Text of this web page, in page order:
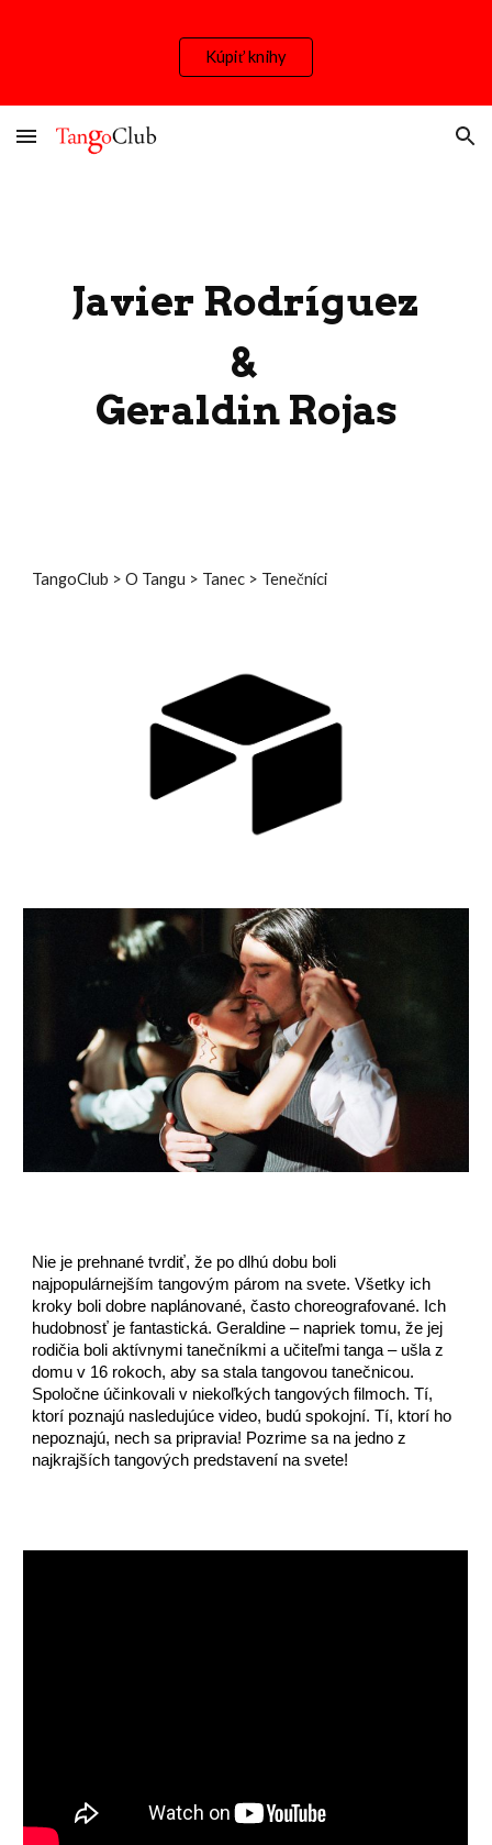
Kúpiť knihy
Javier Rodríguez
&
Geraldin Rojas
TangoClub >O Tangu > Tanec > Tenečníci
Nie je prehnané tvrdiť, že po dlhú dobu boli
najpopulárnejším tangovým párom na svete. Všetky ich
kroky boli dobre naplánované, často choreografované. Ich
hudobnosť je fantastická. Geraldine – napriek tomu, že jej
rodičia boli aktívnymi tanečníkmi a učiteľmi tanga – ušla z
domu v 16 rokoch, aby sa stala tangovou tanečnicou.
Spoločne účinkovali v niekoľkých tangových filmoch. Tí,
ktorí poznajú nasledujúce video, budú spokojní. Tí, ktorí ho
nepoznajú, nech sa pripravia! Pozrime sa na jedno z
najkrajších tangových predstavení na svete!